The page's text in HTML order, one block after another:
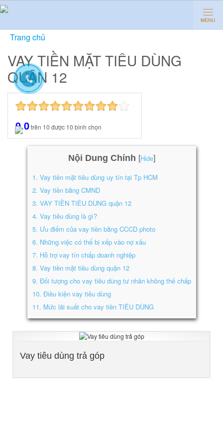
Trang chủ
VAY TIỀN MẶT TIÊU DÙNG
QUẬN 12
9.0trên 10 được 10 bình chọn
Nội Dung Chính [Hide]
1. Vay tiền mặt tiêu dùng uy tín tại Tp HCM
2. Vay tiền bằng CMND
3. VAY TIỀN TIÊU DÙNG quận 12
4. Vay tiêu dùng là gì?
5. Ưu điểm của vay tiền bằng CCCD photo
6. Những việc có thể bị xếp vào nợ xấu
7. Hỗ trợ vay tín chấp doanh nghiệp
8. Vay tiền mặt tiêu dùng quận 12
9. Đối tượng cho vay tiêu dùng tư nhân không thế chấp
10. Điều kiện vay tiêu dùng
11. Mức lãi suất cho vay tiền TIÊU DÙNG
Vay tiêu dùng trả góp